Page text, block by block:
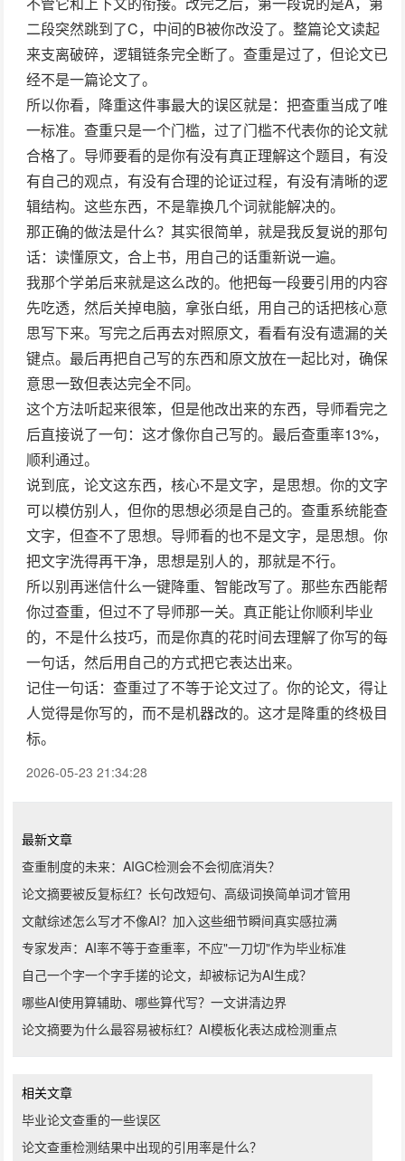
二段突然跳到了C，中间的B被你改没了。整篇论文读起
来支离破碎，逻辑链条完全断了。查重是过了，但论文已
经不是一篇论文了。
所以你看，降重这件事最大的误区就是：把查重当成了唯
一标准。查重只是一个门槛，过了门槛不代表你的论文就
合格了。导师要看的是你有没有真正理解这个题目，有没
有自己的观点，有没有合理的论证过程，有没有清晰的逻
辑结构。这些东西，不是靠换几个词就能解决的。
那正确的做法是什么？其实很简单，就是我反复说的那句
话：读懂原文，合上书，用自己的话重新说一遍。
我那个学弟后来就是这么改的。他把每一段要引用的内容
先吃透，然后关掉电脑，拿张白纸，用自己的话把核心意
思写下来。写完之后再去对照原文，看看有没有遗漏的关
键点。最后再把自己写的东西和原文放在一起比对，确保
意思一致但表达完全不同。
这个方法听起来很笨，但是他改出来的东西，导师看完之
后直接说了一句：这才像你自己写的。最后查重率13%，
顺利通过。
说到底，论文这东西，核心不是文字，是思想。你的文字
可以模仿别人，但你的思想必须是自己的。查重系统能查
文字，但查不了思想。导师看的也不是文字，是思想。你
把文字洗得再干净，思想是别人的，那就是不行。
所以别再迷信什么一键降重、智能改写了。那些东西能帮
你过查重，但过不了导师那一关。真正能让你顺利毕业
的，不是什么技巧，而是你真的花时间去理解了你写的每
一句话，然后用自己的方式把它表达出来。
记住一句话：查重过了不等于论文过了。你的论文，得让
人觉得是你写的，而不是机器改的。这才是降重的终极目
标。
2026-05-23 21:34:28
最新文章
查重制度的未来：AIGC检测会不会彻底消失？
论文摘要被反复标红？长句改短句、高级词换简单词才管用
文献综述怎么写才不像AI？加入这些细节瞬间真实感拉满
专家发声：AI率不等于查重率，不应"一刀切"作为毕业标准
自己一个字一个字手搓的论文，却被标记为AI生成？
哪些AI使用算辅助、哪些算代写？一文讲清边界
论文摘要为什么最容易被标红？AI模板化表达成检测重点
相关文章
毕业论文查重的一些误区
论文查重检测结果中出现的引用率是什么？